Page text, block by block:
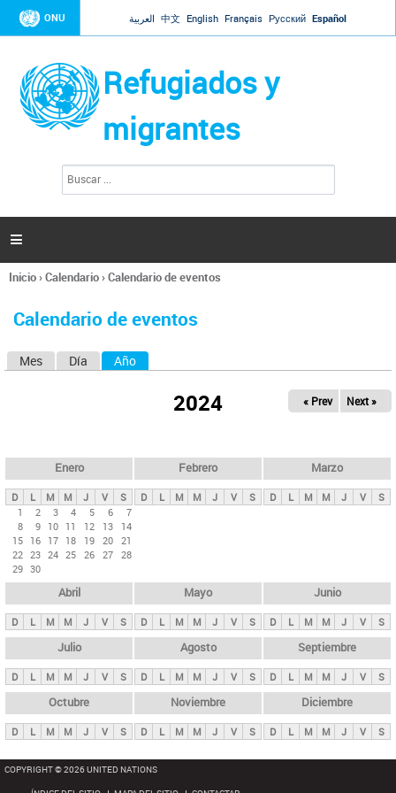
Jump to navigation
ONU العربية 中文 English Français Русский Español
Refugiados y
migrantes
l
d
s

Se
usted
Inicio›Calendario›Calendario de eventos
Calendario de eventos
s
p
n
i
p
a
l
s
Mes Día Año
2024 « Prev Next »
Enero
D L M M J V
S
1
2 3 4 5 6
7
8
9 10 11 12 13
14
15 16 17 18 19 20 21
22 23 24 25 26 27 28
29 30
Febrero
D L M M J V S
Marzo
D L M M J V S
Abril
D L M M J V S
Mayo
D L M M J V S
Junio
D L M M J V S
Julio
D L M M J V S
Agosto
D L M M J V S
Septiembre
D L M M J V S
Octubre
D L M M J V S
Noviembre
D L M M J V S
Diciembre
D L M M J V S
COPYRIGHT © 2026 UNITED NATIONS